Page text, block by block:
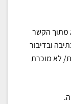
מתוך הקשר
ובדיבור
לא מוכרת